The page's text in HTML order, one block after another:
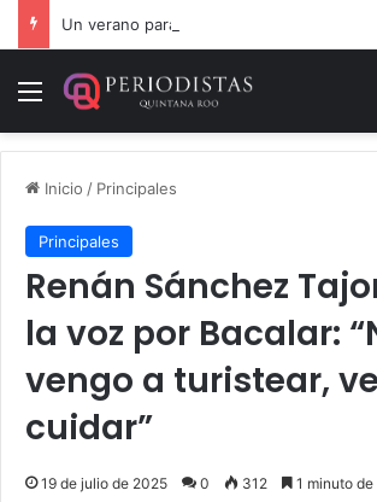
Menú
Inicio / Principales
Principales
Renán Sánchez
la voz por Bacalar:
vengo a turistear,
cuidar”
19 de julio de 2025 0 312 1 minuto